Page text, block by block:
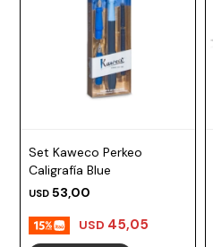
Set Kaweco Perkeo
Caligrafía Blue
USD 53,00
USD 45,05